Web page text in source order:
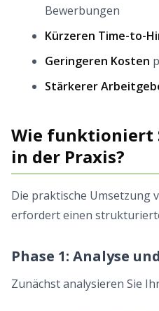
Bewerbungen
Kürzeren Time-to-
Geringeren Kosten
Stärkerer
Wie funktioniert
in der Praxis?
Die praktische Umsetzung
erfordert einen
Phase 1: Analyse
Zunächst analysieren Sie